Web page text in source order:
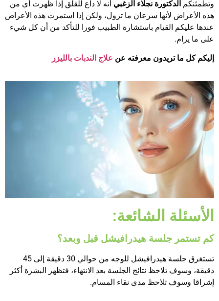
وتطمئنكم الدكتورة نجلاء الزغبي أنه لا داع للقلق إذا ظهرت أي من
هذه الأعراض لأنها سرعان ما تزول، ولكن إذا استمرت هذه الأعراض
عندها عليكم القيام باستشارة الطبيب فورا للتأكد من أن كل شيء
على ما يرام.
إليكم كل ما تريدون معرفته عن علاج الندبات بالليزر
الأسئلة الشائعة:
كم تستمر جلسة هيدرافيشل قبل وبعد؟
تستغرق جلسة هيدرافيشل للوجه من حوالي 30 دقيقة إلى 45
دقيقة، وسوف تلاحظ نتائج الجلسة بعد الانتهاء، فتظهر البشرة أكثر
إشراقا وسوف تلاحظ مدى نقاء المسام.